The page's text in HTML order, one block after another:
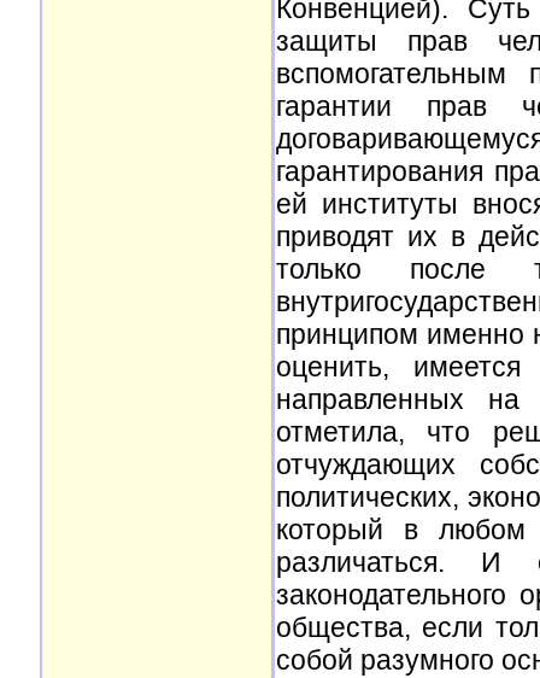
Конвенцией).
защиты прав
гарантии прав
гарантирования
ей институты
приводят их в
только после
принципом именно
оценить,
направленных на
отметила, что
отчуждающих
политических,
который в любом
различаться. И
законодательного
общества, если
собой разумного